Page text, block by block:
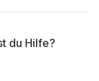
du Hilfe?